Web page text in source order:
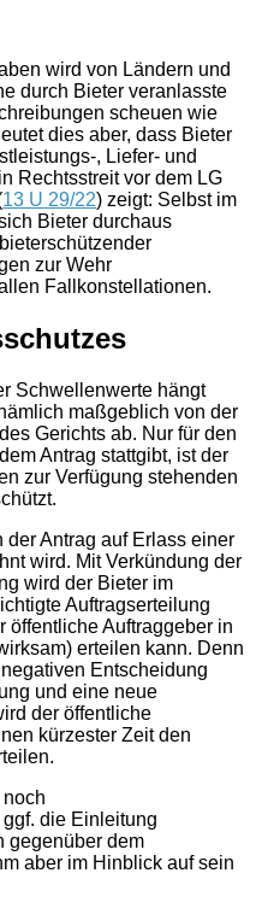
wird von Ländern und
durch Bieter veranlasste
scheuen wie
dies aber, dass Bieter
, Liefer- und
Rechtsstreit vor dem LG
13 U 29/22) zeigt: Selbst im
Bieter durchaus
zur Wehr
Fallkonstellationen.
Schwellenwerte hängt
maßgeblich von der
Gerichts ab. Nur für den
Antrag stattgibt, ist der
zur Verfügung stehenden
Antrag auf Erlass einer
wird. Mit Verkündung der
wird der Bieter im
Auftragserteilung
öffentliche Auftraggeber in
erteilen kann. Denn
Entscheidung
und eine neue
der öffentliche
kürzester Zeit den
die Einleitung
gegenüber dem
aber im Hinblick auf sein